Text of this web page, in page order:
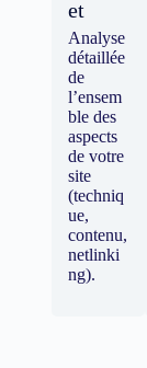
et
Analyse
détaillée
de
l’ensem
ble des
aspects
de votre
site
(techniq
ue,
contenu,
netlinki
ng).